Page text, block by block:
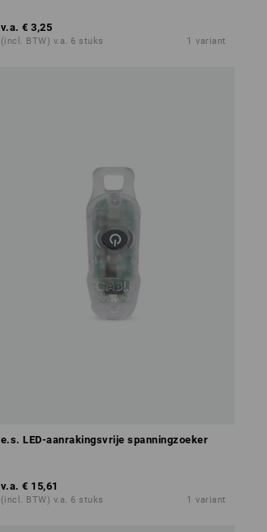
v.a. € 3,25
(incl. BTW) v.a. 6 stuks 1 variant
e.s. LED-aanrakingsvrije spanningzoeker
v.a. € 15,61
(incl. BTW) v.a. 6 stuks 1 variant